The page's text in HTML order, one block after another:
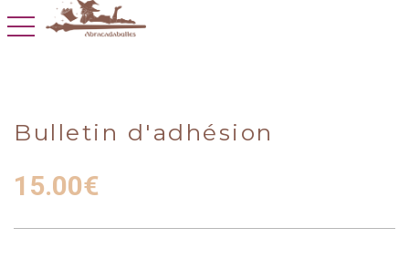
toggle navigation
Bulletin d'adhésion
15.00€